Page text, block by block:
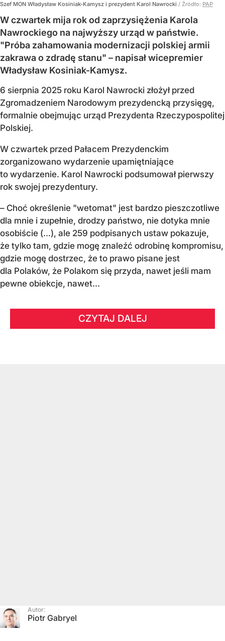
Szef MON Władysław Kosiniak-Kamysz i prezydent Karol Nawrocki / Źródło: PAP
W czwartek mija rok od zaprzysiężenia Karola
Nawrockiego na najwyższy urząd w państwie.
"Próba zahamowania modernizacji polskiej armii
zakrawa o zdradę stanu" – napisał wicepremier
Władysław Kosiniak-Kamysz.
6 sierpnia 2025 roku Karol Nawrocki złożył przed
Zgromadzeniem Narodowym prezydencką przysięgę,
formalnie obejmując urząd Prezydenta Rzeczypospolitej
Polskiej.
W czwartek przed Pałacem Prezydenckim
zorganizowano wydarzenie upamiętniające
to wydarzenie. Karol Nawrocki podsumował pierwszy
rok swojej prezydentury.
– Choć określenie "wetomat" jest bardzo pieszczotliwe
dla mnie i zupełnie, drodzy państwo, nie dotyka mnie
osobiście (…), ale 259 podpisanych ustaw pokazuje,
że tylko tam, gdzie mogę znaleźć odrobinę kompromisu,
gdzie mogę dostrzec, że to prawo pisane jest
dla Polaków, że Polakom się przyda, nawet jeśli mam
pewne obiekcje, nawet...
CZYTAJ DALEJ
Autor:
Piotr Gabryel